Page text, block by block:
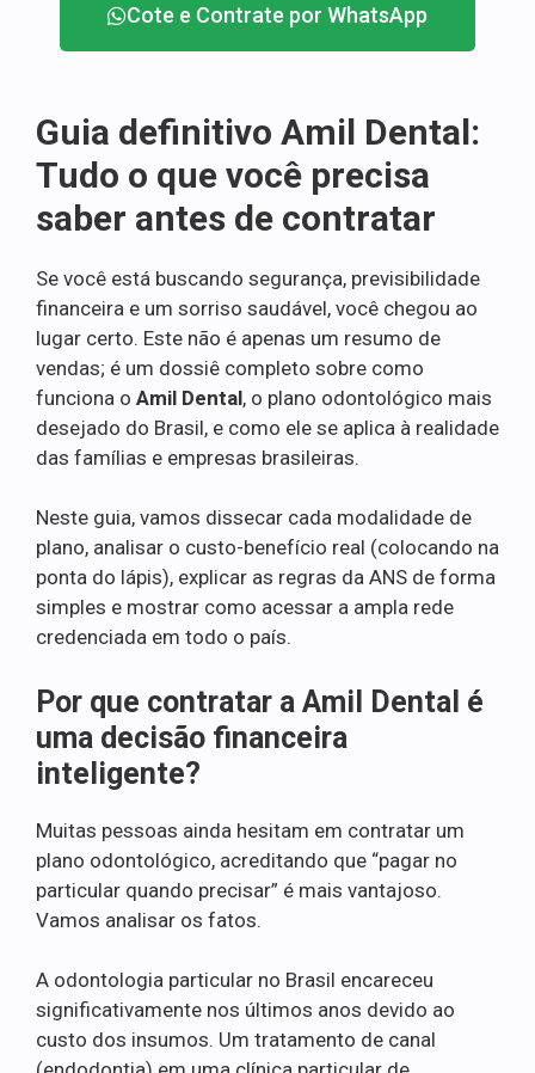
Cote e Contrate por WhatsApp
Guia definitivo Amil Dental:
Tudo o que você precisa
saber antes de contratar
Se você está buscando segurança, previsibilidade
financeira e um sorriso saudável, você chegou ao
lugar certo. Este não é apenas um resumo de
vendas; é um dossiê completo sobre como
funciona o Amil Dental, o plano odontológico mais
desejado do Brasil, e como ele se aplica à realidade
das famílias e empresas brasileiras.
Neste guia, vamos dissecar cada modalidade de
plano, analisar o custo-benefício real (colocando na
ponta do lápis), explicar as regras da ANS de forma
simples e mostrar como acessar a ampla rede
credenciada em todo o país.
Por que contratar a Amil Dental é
uma decisão financeira
inteligente?
Muitas pessoas ainda hesitam em contratar um
plano odontológico, acreditando que “pagar no
particular quando precisar” é mais vantajoso.
Vamos analisar os fatos.
A odontologia particular no Brasil encareceu
significativamente nos últimos anos devido ao
custo dos insumos. Um tratamento de canal